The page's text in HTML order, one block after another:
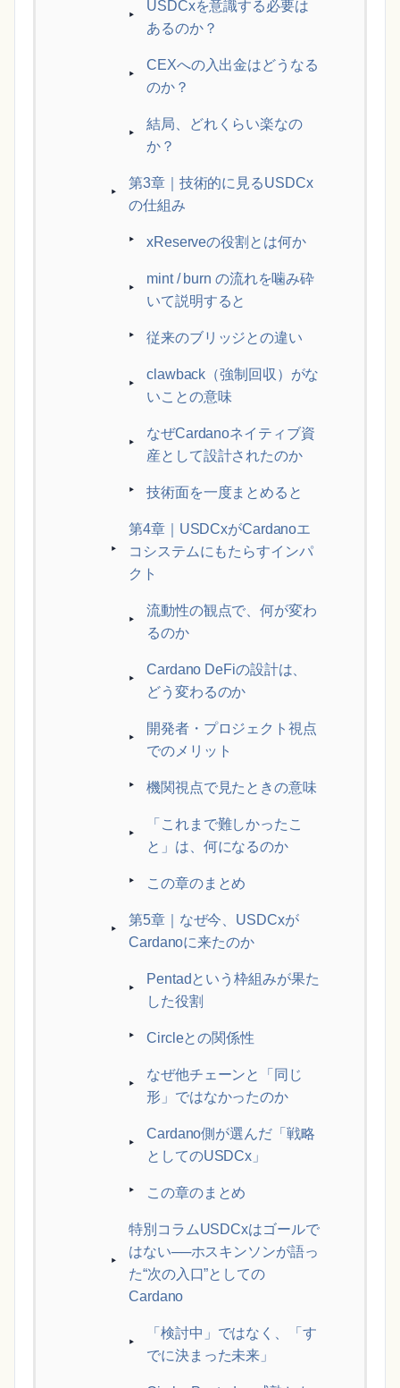
USDCxを意識する必要は
あるのか？
CEXへの入出金はどうなる
のか？
結局、どれくらい楽なの
か？
第3章｜技術的に見るUSDCx
の仕組み
xReserveの役割とは何か
mint / burn の流れを噛み砕
いて説明すると
従来のブリッジとの違い
clawback（強制回収）がな
いことの意味
なぜCardanoネイティブ資
産として設計されたのか
技術面を一度まとめると
第4章｜USDCxがCardanoエ
コシステムにもたらすインパ
クト
流動性の観点で、何が変わ
るのか
Cardano DeFiの設計は、
どう変わるのか
開発者・プロジェクト視点
でのメリット
機関視点で見たときの意味
「これまで難しかったこ
と」は、何になるのか
この章のまとめ
第5章｜なぜ今、USDCxが
Cardanoに来たのか
Pentadという枠組みが果た
した役割
Circleとの関係性
なぜ他チェーンと「同じ
形」ではなかったのか
Cardano側が選んだ「戦略
としてのUSDCx」
この章のまとめ
特別コラムUSDCxはゴールで
はない──ホスキンソンが語っ
た“次の入口”としての
Cardano
「検討中」ではなく、「す
でに決まった未来」